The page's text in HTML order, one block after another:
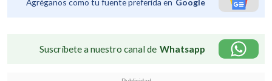
Agréganos como tu fuente preferida en Google
Suscríbete a nuestro canal de Whatsapp